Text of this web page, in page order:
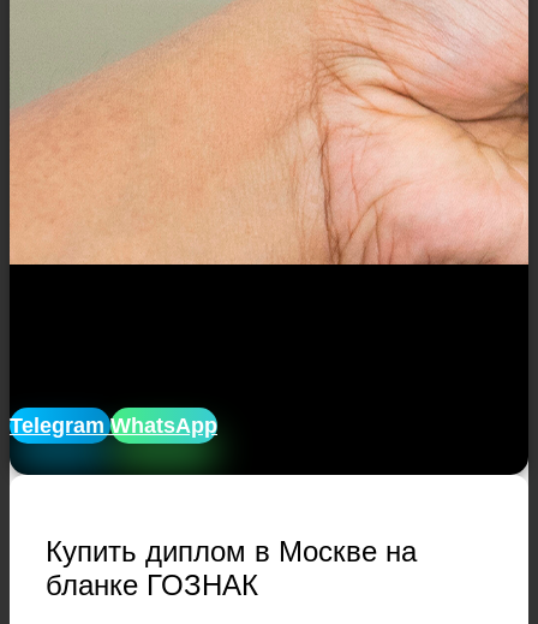
Telegram WhatsApp
Купить диплом в Москве на
бланке ГОЗНАК